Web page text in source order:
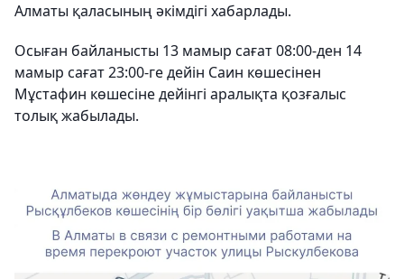
Алматы қаласының әкімдігі хабарлады.
Осыған байланысты 13 мамыр сағат 08:00-ден 14
мамыр сағат 23:00-ге дейін Саин көшесінен
Мұстафин көшесіне дейінгі аралықта қозғалыс
толық жабылады.